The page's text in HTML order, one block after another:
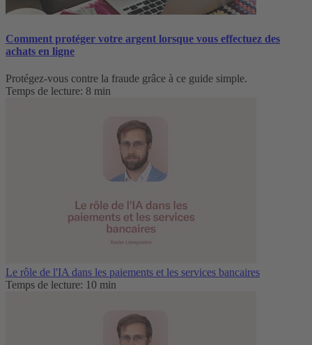
Comment protéger votre argent lorsque vous effectuez des
achats en ligne
Protégez-vous contre la fraude grâce à ce guide simple.
Temps de lecture: 8 min
Le rôle de l'IA dans les paiements et les services bancaires
Temps de lecture: 10 min